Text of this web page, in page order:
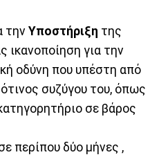
την Υποστήριξη της
ικανοποίηση για την
οδύνη που υπέστη από
συζύγου του, όπως
σε βάρος
περίπου δύο μήνες ,